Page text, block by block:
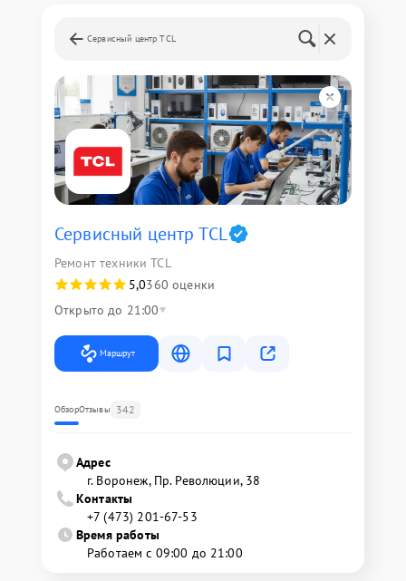
Сервисный центр TCL
Сервисный центр TCL
Ремонт техники TCL
5,0360 оценки
Открыто до 21:00
Маршрут
ОбзорОтзывы 342
Адрес
г. Воронеж, Пр. Революции, 38
Контакты
+7 (473) 201-67-53
Время работы
Работаем с 09:00 до 21:00